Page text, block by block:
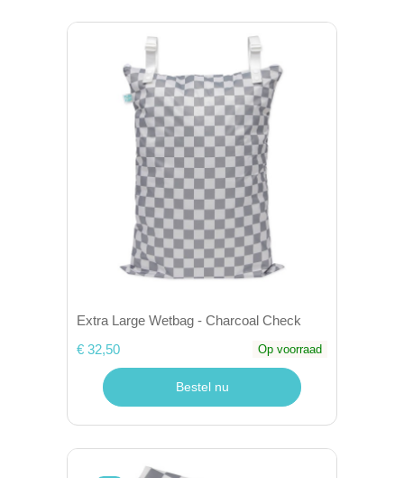
Extra Large Wetbag - Charcoal Check
€ 32,50
Op voorraad
Bestel nu